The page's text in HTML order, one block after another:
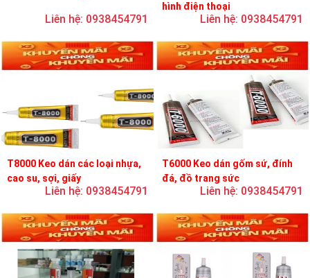
Liên hệ: 0938454791
hình điện thoại
Liên hệ: 0938454791
T8000 Keo dán các loại nhựa,
cao su, sợi, giấy
Liên hệ: 0938454791
T6000 Keo dán gốm sứ, đính
đá, đồ trang sức
Liên hệ: 0938454791